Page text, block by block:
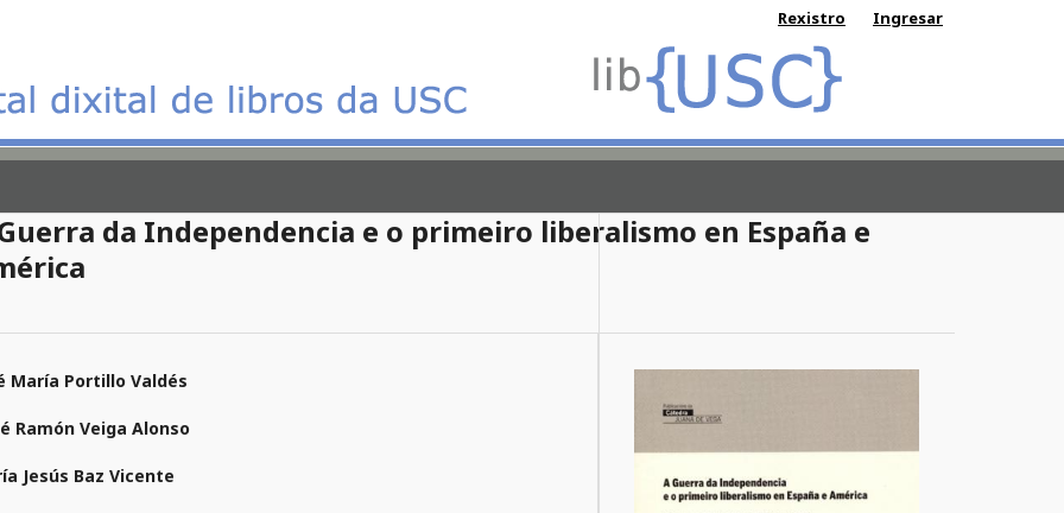
Rexistro Ingresar
da Independencia e o primeiro liberalismo en España e
María Portillo Valdés
Ramón Veiga Alonso
Jesús Baz Vicente